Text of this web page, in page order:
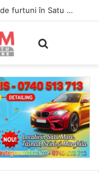
Cod Roșu de caniculă și Cod Galben de furtuni în Satu Mare. ANM avertizează asupra vijeliilor, deși prognozele meteo nu indică ploi